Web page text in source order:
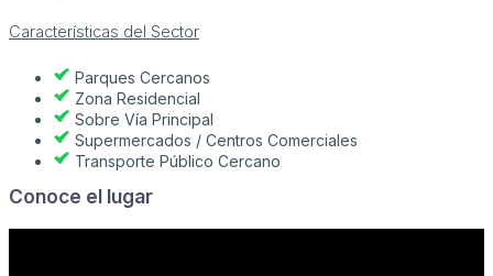
Características del Sector
Parques Cercanos
Zona Residencial
Sobre Vía Principal
Supermercados / Centros Comerciales
Transporte Público Cercano
Conoce el lugar